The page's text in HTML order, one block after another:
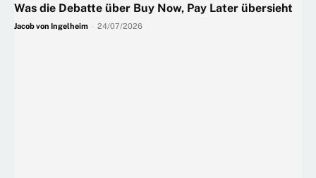
Was die Debatte über Buy Now, Pay Later übersieht
Jacob von Ingelheim 24/07/2026